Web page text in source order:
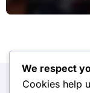
We respect
Cookies help